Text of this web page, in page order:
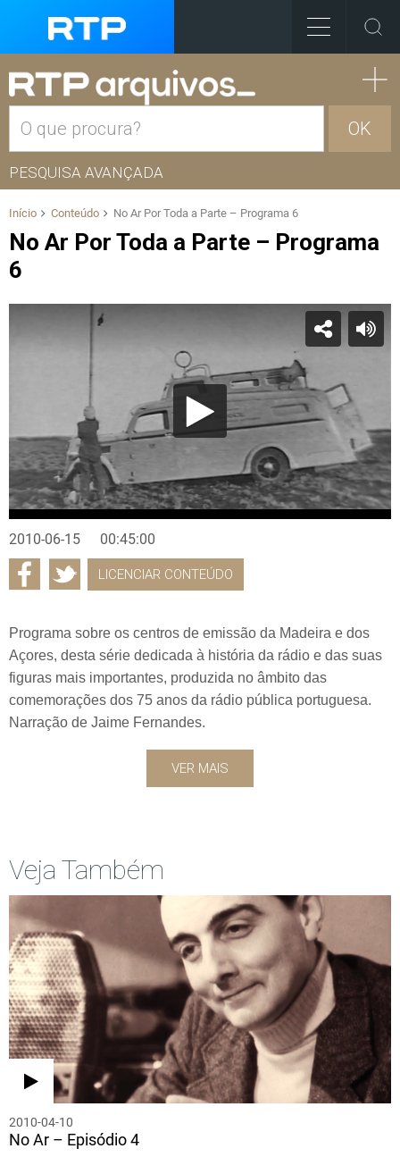
OK
PESQUISA AVANÇADA
Início Conteúdo No Ar Por Toda a Parte – Programa 6
No Ar Por Toda a Parte – Programa
6
2010-06-15 00:45:00
LICENCIAR CONTEÚDO
Programa sobre os centros de emissão da Madeira e dos
Açores, desta série dedicada à história da rádio e das suas
figuras mais importantes, produzida no âmbito das
comemorações dos 75 anos da rádio pública portuguesa.
Narração de Jaime Fernandes.
VER MAIS
Veja Também
2010-04-10
No Ar – Episódio 4